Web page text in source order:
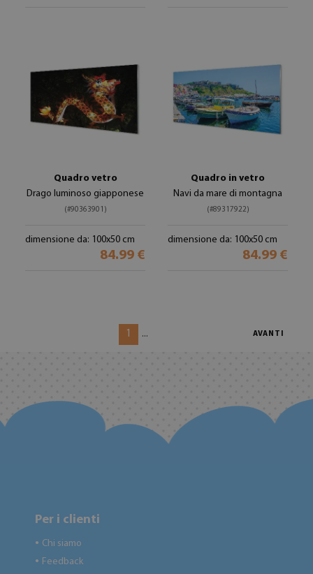
Quadro vetro
Drago luminoso giapponese
(#90363901)
dimensione da: 100x50 cm
84.99 €
Quadro in vetro
Navi da mare di montagna
(#89317922)
dimensione da: 100x50 cm
84.99 €
1 ... AVANTI
Per i clienti
● Chi siamo
● Feedback